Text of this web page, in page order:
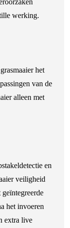
werking.
het
van de
alleen met
en
veiligheid
het invoeren
extra live